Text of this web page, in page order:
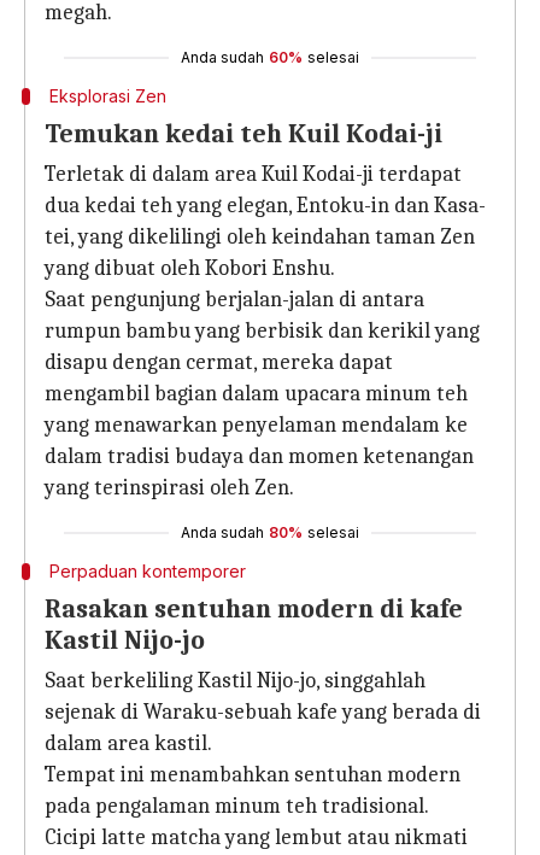
megah.
Anda sudah 60% selesai
Eksplorasi Zen
Temukan kedai teh Kuil Kodai-ji
Terletak di dalam area Kuil Kodai-ji terdapat
dua kedai teh yang elegan, Entoku-in dan Kasa-
tei, yang dikelilingi oleh keindahan taman Zen
yang dibuat oleh Kobori Enshu.
Saat pengunjung berjalan-jalan di antara
rumpun bambu yang berbisik dan kerikil yang
disapu dengan cermat, mereka dapat
mengambil bagian dalam upacara minum teh
yang menawarkan penyelaman mendalam ke
dalam tradisi budaya dan momen ketenangan
yang terinspirasi oleh Zen.
Anda sudah 80% selesai
Perpaduan kontemporer
Rasakan sentuhan modern di kafe
Kastil Nijo-jo
Saat berkeliling Kastil Nijo-jo, singgahlah
sejenak di Waraku-sebuah kafe yang berada di
dalam area kastil.
Tempat ini menambahkan sentuhan modern
pada pengalaman minum teh tradisional.
Cicipi latte matcha yang lembut atau nikmati